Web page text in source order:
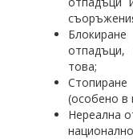
това;
(особено в
Нереална